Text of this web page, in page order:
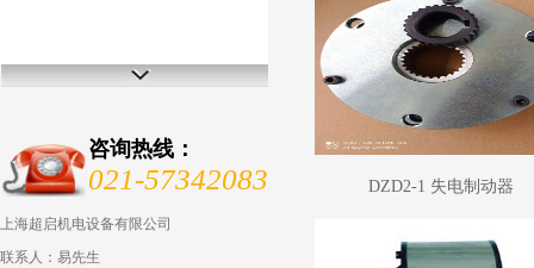
咨询热线：
021-57342083
上海超启机电设备有限公司
联系人：易先生
DZD2-1 失电制动器